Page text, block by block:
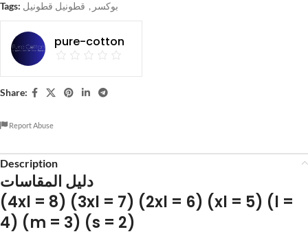
Tags:
بوكسر , قطونيل قطونيل
pure-cotton
Share:
Report Abuse
Description
دليل المقاسات
(4xl = 8) (3xl = 7) (2xl = 6) (xl = 5) (l =
4) (m = 3) (s = 2)